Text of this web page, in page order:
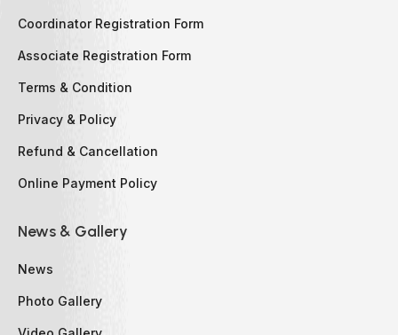
Coordinator Registration Form
Associate Registration Form
Terms & Condition
Privacy & Policy
Refund & Cancellation
Online Payment Policy
News & Gallery
News
Photo Gallery